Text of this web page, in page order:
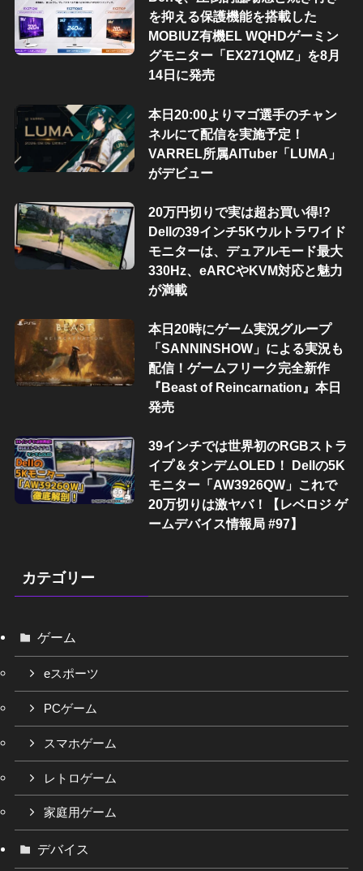
を抑える保護機能を搭載した
MOBIUZ有機EL WQHDゲーミン
グモニター「EX271QMZ」を8月
14日に発売
本日20:00よりマゴ選手のチャン
ネルにて配信を実施予定！
VARREL所属AITuber「LUMA」
がデビュー
20万円切りで実は超お買い得!?
Dellの39インチ5Kウルトラワイド
モニターは、デュアルモード最大
330Hz、eARCやKVM対応と魅力
が満載
本日20時にゲーム実況グループ
「SANNINSHOW」による実況も
配信！ゲームフリーク完全新作
『Beast of Reincarnation』本日
発売
39インチでは世界初のRGBストラ
イプ＆タンデムOLED！ Dellの5K
モニター「AW3926QW」これで
20万切りは激ヤバ！【レベロジ ゲ
ームデバイス情報局 #97】
カテゴリー
ゲーム
eスポーツ
PCゲーム
スマホゲーム
レトロゲーム
家庭用ゲーム
デバイス